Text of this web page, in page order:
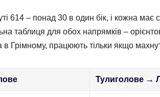
614 – понад 30 в один бік, і кожна має
таблиця для обох напрямків –
в Грімному, працюють тільки якщо
Тулиголове →